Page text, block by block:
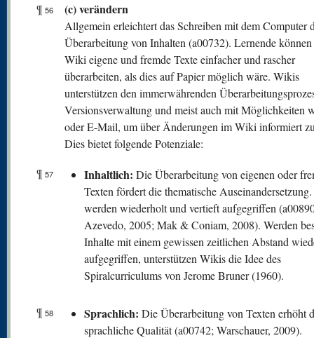
¶ 56 (c) verändern
Allgemein erleichtert das Schreiben mit dem Computer
Überarbeitung von Inhalten (a00732). Lernende
Wiki eigene und fremde Texte einfacher und rascher
überarbeiten, als dies auf Papier möglich wäre. Wikis
unterstützen den immerwährenden
Versionsverwaltung und meist auch mit Möglichkeiten
oder E-Mail, um über Änderungen im Wiki informiert
Dies bietet folgende Potenziale:
¶ 57 Inhaltlich: Die Überarbeitung von eigenen oder
Texten fördert die thematische
werden wiederholt und vertieft aufgegriffen
Azevedo, 2005; Mak & Coniam, 2008). Werden
Inhalte mit einem gewissen zeitlichen Abstand
aufgegriffen, unterstützen Wikis die Idee des
Spiralcurriculums von Jerome Bruner (1960).
¶ 58 Sprachlich: Die Überarbeitung von Texten erhöht
sprachliche Qualität (a00742; Warschauer, 2009).